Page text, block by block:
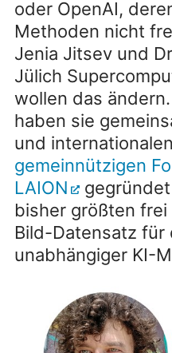
oder OpenAI,
Methoden nicht
Jenia Jitsev und
Jülich
wollen das
haben sie
und
gemeinnützigen
LAION
bisher größten
Bild-Datensatz für
unabhängiger KI-